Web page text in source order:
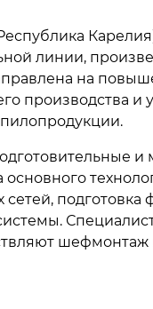
линии,
на
производства и
основного
шефмонтаж